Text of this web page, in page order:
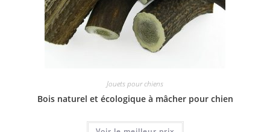
Jouets pour chiens
Bois naturel et écologique à mâcher pour chien